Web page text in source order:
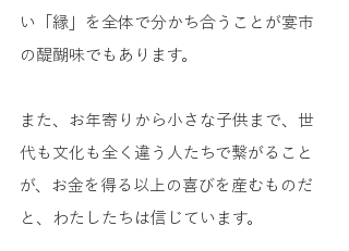
い「縁」を全体で分かち合うことが宴市
の醍醐味でもあります。
また、お年寄りから小さな子供まで、世
代も文化も全く違う人たちで繋がること
が、お金を得る以上の喜びを産むものだ
と、わたしたちは信じています。